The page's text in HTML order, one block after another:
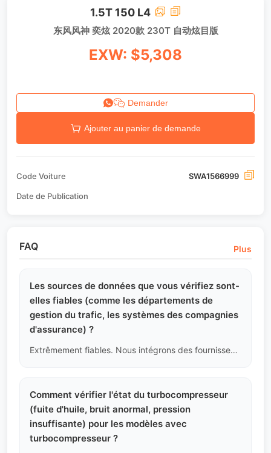
1.5T 150 L4
东风风神 奕炫 2020款 230T 自动炫目版
EXW: $5,308
Demander
Ajouter au panier de demande
Code Voiture SWA1566999
Date de Publication
FAQ Plus
Les sources de données que vous vérifiez sont-
elles fiables (comme les départements de
gestion du trafic, les systèmes des compagnies
d'assurance) ?
Extrêmement fiables. Nous intégrons des fournisseurs de données tiers qui accèdent légalement à la plateforme de gestion du trafic de la police chinoise, au réseau de règlement des sinistres de la Commission de régulation des banques et des assurances de Chine, ainsi qu'aux bases de données après-vente des principaux fabricants automobiles. Nous effectuons une vérification logique secondaire basée sur ces données fondamentales.
Comment vérifier l'état du turbocompresseur
(fuite d'huile, bruit anormal, pression
insuffisante) pour les modèles avec
turbocompresseur ?